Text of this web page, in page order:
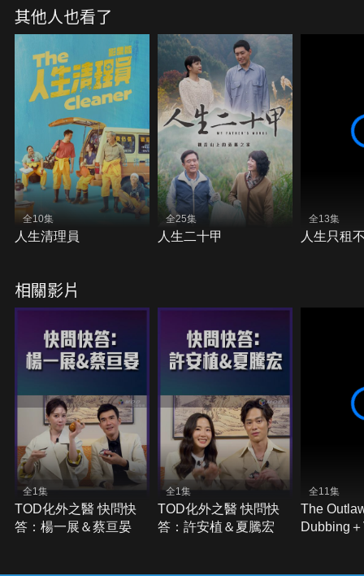
其他人也看了
全10集
人生清理員
全25集
人生二十甲
全13集
人生只租
相關影片
全1集
TOD化外之醫 快問快
答：楊一展＆蔡亘晏
全1集
TOD化外之醫 快問快
答：許安植＆夏騰宏
全11集
The
Dubbing